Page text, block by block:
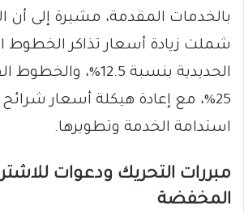
بالخدمات المقدمة، مشيرة إلى أن
شملت زيادة أسعار تذاكر الخطوط
الحديدية بنسبة 12.5%،
25%، مع إعادة هيكلة أسعار
استدامة الخدمة وتطويرها.
مبررات التحريك ودعوات
المخفضة